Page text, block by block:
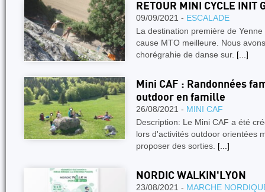
RETOUR MINI CYCLE INIT
09/09/2021 - ESCALADE
La destination première de
cause MTO meilleure. Nous
chorégrahie de danse sur. [...]
Mini CAF : Randonnées
outdoor en famille
26/08/2021 - MINI CAF
Description: Le Mini CAF a été
lors d'activités outdoor orientées
proposer des sorties. [...]
NORDIC WALKIN'LYON
23/08/2021 - MARCHE